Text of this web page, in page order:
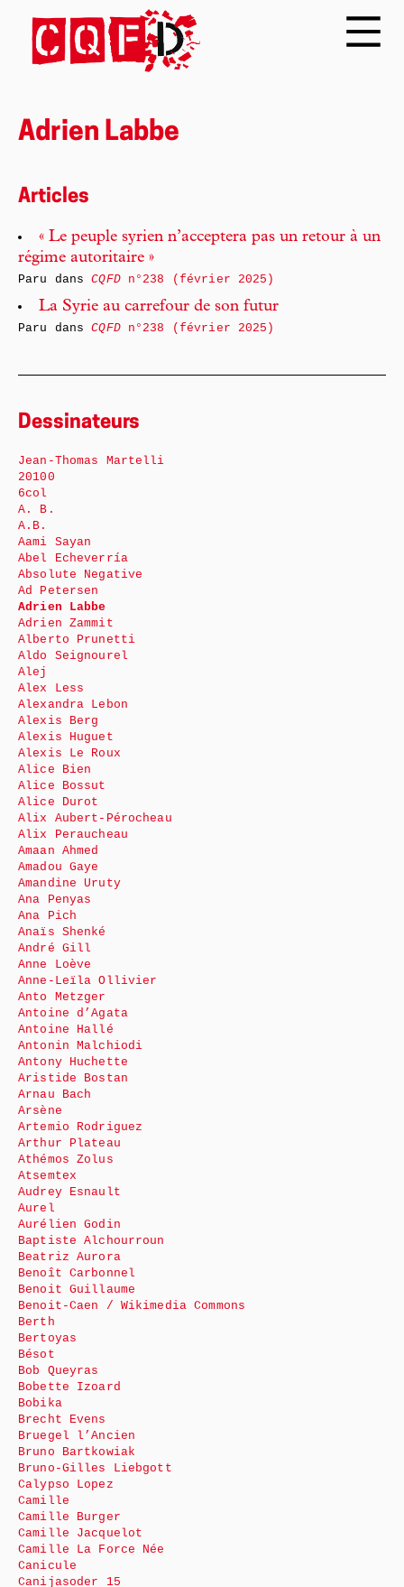
Adrien Labbe
Articles
« Le peuple syrien n’acceptera pas un retour à un
régime autoritaire »
Paru dansCQFDn°238 (février 2025)
La Syrie au carrefour de son futur
Paru dansCQFDn°238 (février 2025)
Dessinateurs
Jean-Thomas Martelli
20100
6col
A. B.
A.B.
Aami Sayan
Abel Echeverría
Absolute Negative
Ad Petersen
Adrien Labbe
Adrien Zammit
Alberto Prunetti
Aldo Seignourel
Alej
Alex Less
Alexandra Lebon
Alexis Berg
Alexis Huguet
Alexis Le Roux
Alice Bien
Alice Bossut
Alice Durot
Alix Aubert-Pérocheau
Alix Peraucheau
Amaan Ahmed
Amadou Gaye
Amandine Uruty
Ana Penyas
Ana Pich
Anaïs Shenké
André Gill
Anne Loève
Anne-Leïla Ollivier
Anto Metzger
Antoine d’Agata
Antoine Hallé
Antonin Malchiodi
Antony Huchette
Aristide Bostan
Arnau Bach
Arsène
Artemio Rodriguez
Arthur Plateau
Athémos Zolus
Atsemtex
Audrey Esnault
Aurel
Aurélien Godin
Baptiste Alchourroun
Beatriz Aurora
Benoît Carbonnel
Benoit Guillaume
Benoit-Caen / Wikimedia Commons
Berth
Bertoyas
Bésot
Bob Queyras
Bobette Izoard
Bobika
Brecht Evens
Bruegel l’Ancien
Bruno Bartkowiak
Bruno-Gilles Liebgott
Calypso Lopez
Camille
Camille Burger
Camille Jacquelot
Camille La Force Née
Canicule
Canijasoder 15